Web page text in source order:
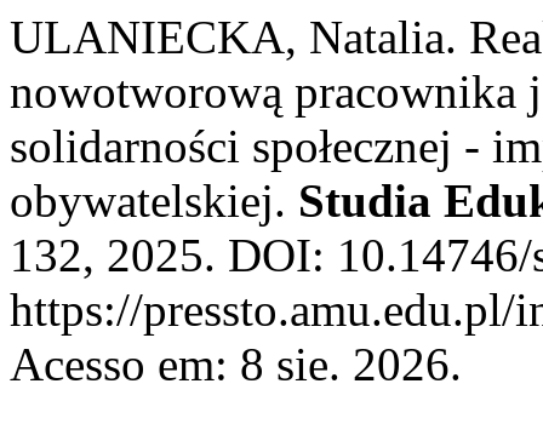
ULANIECKA, Natalia.
nowotworową pracownika
solidarności społecznej -
obywatelskiej. Studia
132, 2025. DOI:
https://
Acesso em: 8 sie. 2026.